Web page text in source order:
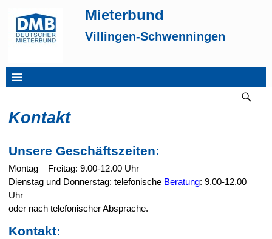
Mieterbund
Villingen-Schwenningen
Kontakt
Unsere Geschäftszeiten:
Montag – Freitag: 9.00-12.00 Uhr
Dienstag und Donnerstag: telefonische Beratung: 9.00-12.00
Uhr
oder nach telefonischer Absprache.
Kontakt: